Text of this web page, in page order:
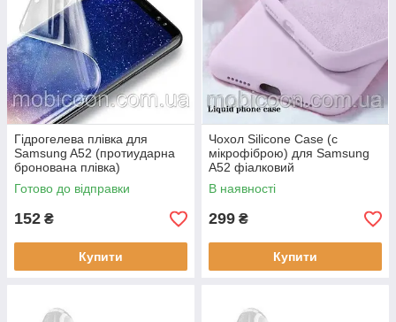
Гідрогелева плівка для
Samsung A52 (протиударна
бронована плівка)
Готово до відправки
152 ₴
Купити
Чохол Silicone Case (c
мікрофіброю) для Samsung
A52 фіалковий
В наявності
299 ₴
Купити